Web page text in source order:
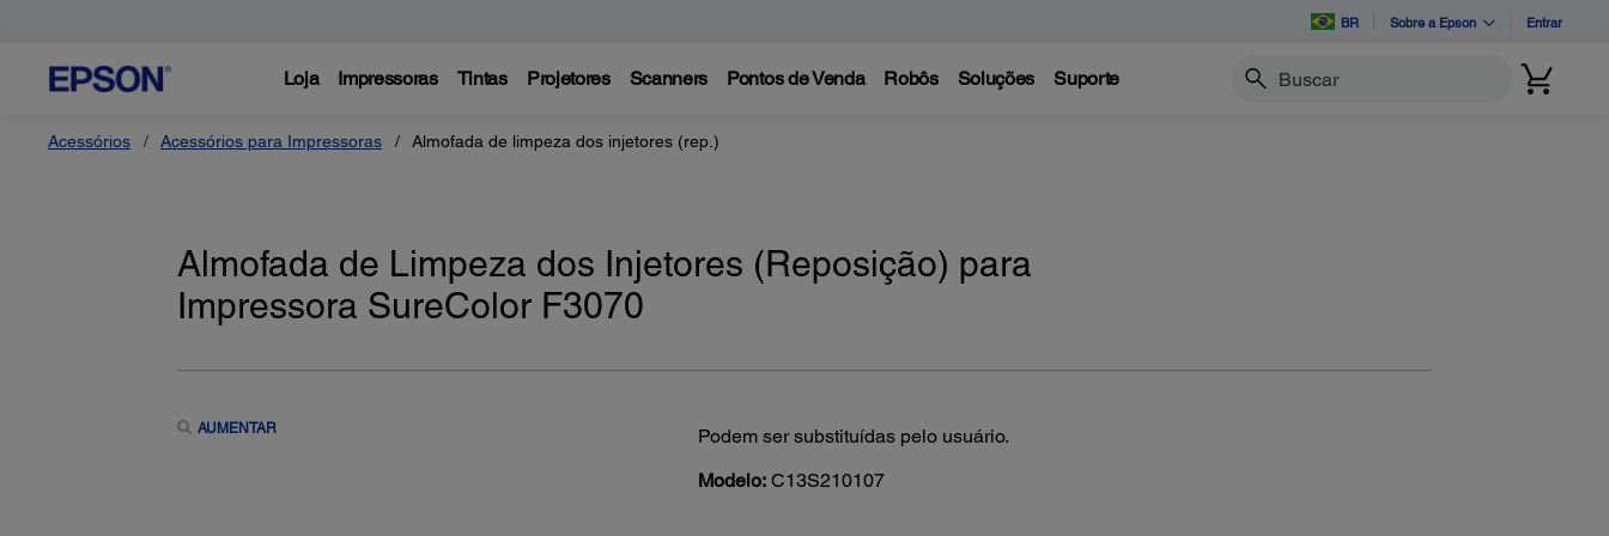
BR Sobre a Epson Entrar
Loja Impressoras Tintas Projetores Scanners Pontos de Venda Robôs Soluções Suporte Buscar
Acessórios Acessórios para Impressoras Almofada de limpeza dos injetores (rep.)
Almofada de Limpeza dos Injetores (Reposição) para
Impressora SureColor F3070
AUMENTAR
Podem ser substituídas pelo usuário.
Modelo: C13S210107